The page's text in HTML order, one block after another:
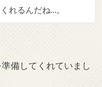
れるんだね…。
備してくれていまし